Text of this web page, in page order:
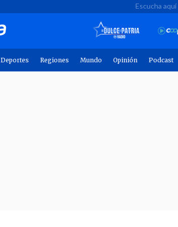
Escucha
Deportes Regiones Mundo Opinión Podcast